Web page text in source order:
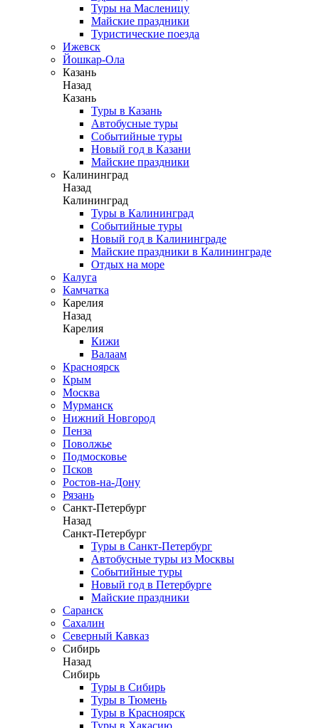
Туры на Масленицу
Майские праздники
Туристические поезда
Ижевск
Йошкар-Ола
Казань
Назад
Казань
Туры в Казань
Автобусные туры
Событийные туры
Новый год в Казани
Майские праздники
Калининград
Назад
Калининград
Туры в Калининград
Событийные туры
Новый год в Калининграде
Майские праздники в Калининграде
Отдых на море
Калуга
Камчатка
Карелия
Назад
Карелия
Кижи
Валаам
Красноярск
Крым
Москва
Мурманск
Нижний Новгород
Пенза
Поволжье
Подмосковье
Псков
Ростов-на-Дону
Рязань
Санкт-Петербург
Назад
Санкт-Петербург
Туры в Санкт-Петербург
Автобусные туры из Москвы
Событийные туры
Новый год в Петербурге
Майские праздники
Саранск
Сахалин
Северный Кавказ
Сибирь
Назад
Сибирь
Туры в Сибирь
Туры в Тюмень
Туры в Красноярск
Туры в Хакасию